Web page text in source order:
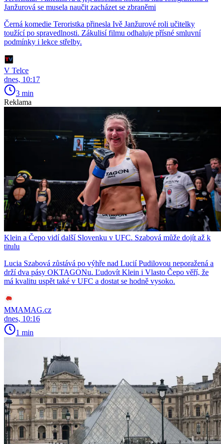
Janžurová se musela naučit zacházet se zbraněmi
Černá komedie Teroristka přinesla Ivě Janžurové roli učitelky
toužící po spravedlnosti. Zákulisí filmu odhaluje přísné smluvní
podmínky i lekce střelby.
V Telce
dnes, 10:17
3 min
Reklama
Klein a Čepo vidí další Slovenku v UFC. Szabová může dojít až k
titulu
Lucia Szabová zůstává po výhře nad Lucií Pudilovou neporažená a
drží dva pásy OKTAGONu. Ľudovít Klein i Vlasto Čepo věří, že
má kvalitu uspět také v UFC a dostat se hodně vysoko.
MMAMAG.cz
dnes, 10:16
1 min